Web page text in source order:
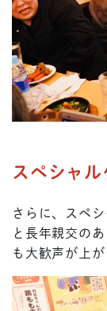
スペシャ
さらに、スペ
と長年親交の
も大歓声が上が